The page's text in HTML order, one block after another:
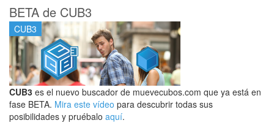
BETA de CUB3
CUB3
CUB3 es el nuevo buscador de muevecubos.com que ya está en
fase BETA. Mira este vídeo para descubrir todas sus
posibilidades y pruébalo aquí.